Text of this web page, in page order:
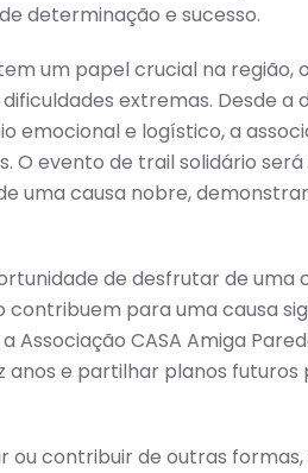
determinação e sucesso.
um papel crucial na
extremas. Desde a
emocional e logístico, a
O evento de trail solidário
uma causa nobre,
de desfrutar de uma
para uma causa
CASA Amiga
anos e partilhar planos
contribuir de outras formas,